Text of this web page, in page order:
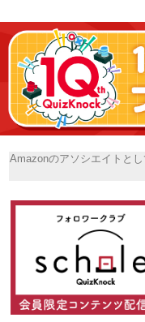
Amazonのアソシエイトと